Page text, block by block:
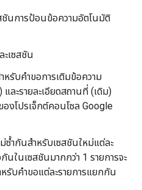
ชันการป้อนข้อความอัตโนมัติ
ะเซสชัน
หรับคำขอการเติมข้อความ
ละรายละเอียดสถานที่ (เดิม)
งโปรเจ็กต์คอนโซล Google
ซ้ำกันสำหรับเซสชันใหม่แต่ละ
นในเซสชันมากกว่า 1 รายการจะ
หรับคำขอแต่ละรายการแยกกัน